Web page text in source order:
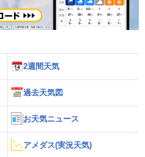
2週間天気
過去天気図
お天気ニュース
アメダス(実況天気)